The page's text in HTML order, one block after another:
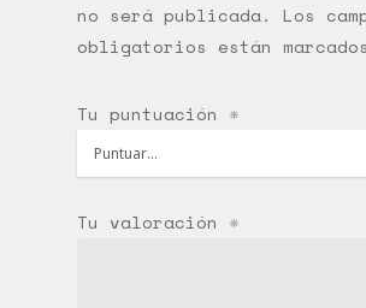
no será publicada.
Los
obligatorios están
Tu puntuación *
Tu valoración *